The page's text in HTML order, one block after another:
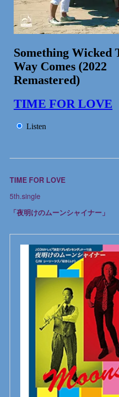
TIME FOR LOVE
5th.single
「夜明けのムーンシャイナー」